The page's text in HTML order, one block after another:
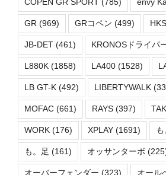
GR (969) GRコペン (499) HKS
JB-DET (461) KRONOSドライパ
L880K (1858) LA400 (1528)
LB GT-K (492) LIBERTYWALK
MOFAC (661) RAYS (397)
WORK (176) XPLAY (1691)
も。足 (161) オッサンターボ
オーバーフェンダー (323) オール